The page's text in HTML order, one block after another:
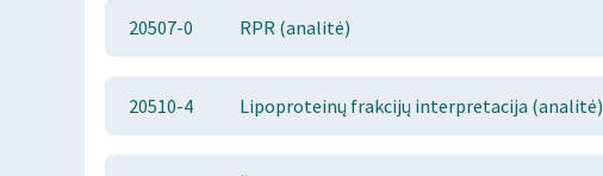
20507-0 RPR (analitė)
20510-4 Lipoproteinų frakcijų interpretacija (analitė)